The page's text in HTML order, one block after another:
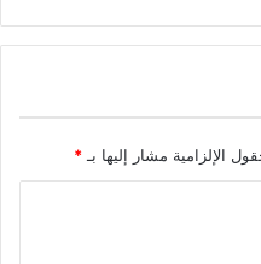
الإلزامية مشار إليها بـ *